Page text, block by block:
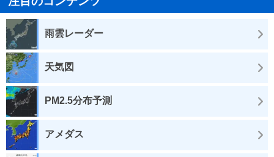
雨雲レーダー
天気図
PM2.5分布予測
アメダス